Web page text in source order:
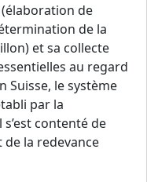
de
de la
et sa collecte
au regard
Suisse, le système
par la
contenté de
de la redevance